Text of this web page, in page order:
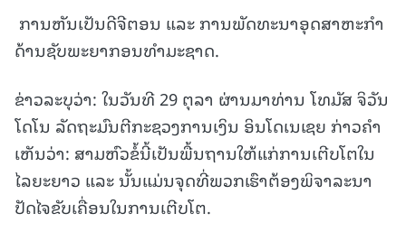
ການຫັນເປັນດີຈີຕອນ ແລະ ການພັດທະນາອຸດສາຫະກຳ
ດ້ານຊັບພະຍາກອນທຳມະຊາດ.
ຂ່າວລະບຸວ່າ: ໃນວັນທີ 29 ຕຸລາ ຜ່ານມາທ່ານ ໂທມັສ ຈິວັນ
ໂດໂນ ລັດຖະມົນຕີກະຊວງການເງິນ ອິນໂດເນເຊຍ ກ່າວຄຳ
ເຫັນວ່າ: ສາມຫົວຂໍ້ນີ້ເປັນພື້ນຖານໃຫ້ແກ່ການເຕີບໂຕໃນ
ໄລຍະຍາວ ແລະ ນັ້ນແມ່ນຈຸດທີ່ພວກເຮົາຕ້ອງພິຈາລະນາ
ປັດໄຈຂັບເຄື່ອນໃນການເຕີບໂຕ.